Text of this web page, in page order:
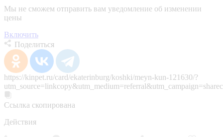
Мы не сможем отправить вам уведомление об изменении
цены
Включить
Поделиться
https://kinpet.ru/card/ekaterinburg/koshki/meyn-kun-121630/?
Ссылка скопирована
Действия